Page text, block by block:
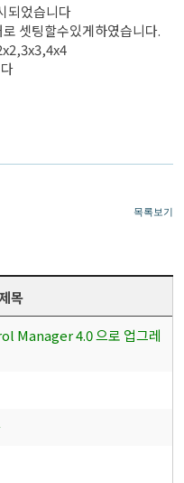
되었습니다
셋팅할수있게하였습니다.
목록보기
제목
Manager 4.0 으로 업그레